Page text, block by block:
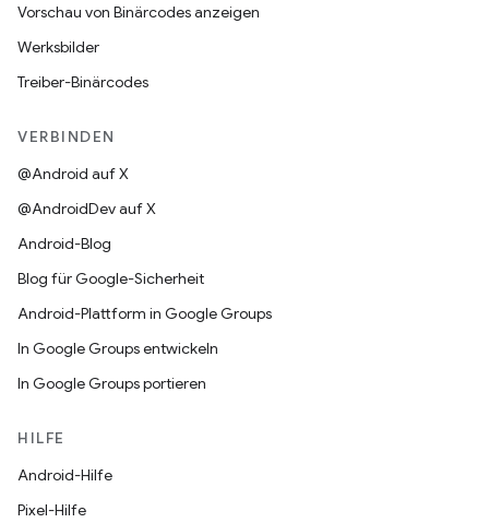
Vorschau von Binärcodes anzeigen
Werksbilder
Treiber-Binärcodes
VERBINDEN
@Android auf X
@AndroidDev auf X
Android-Blog
Blog für Google-Sicherheit
Android-Plattform in Google Groups
In Google Groups entwickeln
In Google Groups portieren
HILFE
Android-Hilfe
Pixel-Hilfe